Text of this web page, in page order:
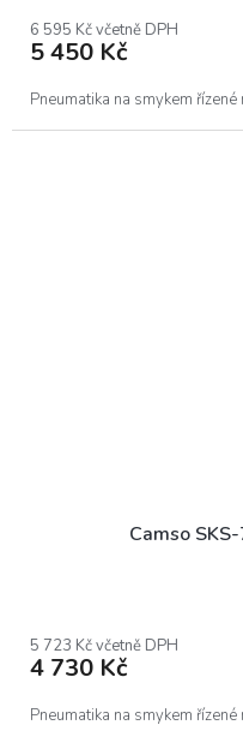
6 595 Kč včetně DPH
5 450 Kč
Pneumatika na smykem řízené
Camso
5 723 Kč včetně DPH
4 730 Kč
Pneumatika na smykem řízené